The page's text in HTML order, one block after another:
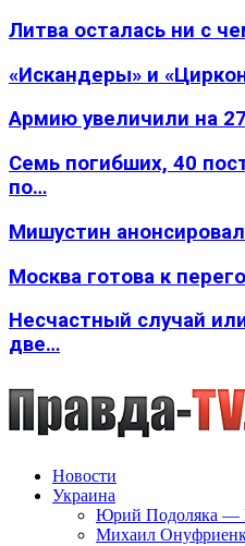
Литва осталась ни с
«Искандеры» и
Армию увеличили на
Семь погибших, 40
по…
Мишустин
Москва готова к
Несчастный случай
две…
Новости
Украина
Юрий Подоляка
Михаил